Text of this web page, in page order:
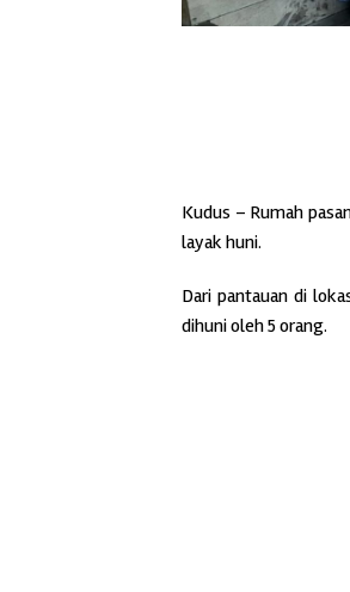
Kudus – Rumah
layak huni.
Dari pantauan di
dihuni oleh 5 orang.